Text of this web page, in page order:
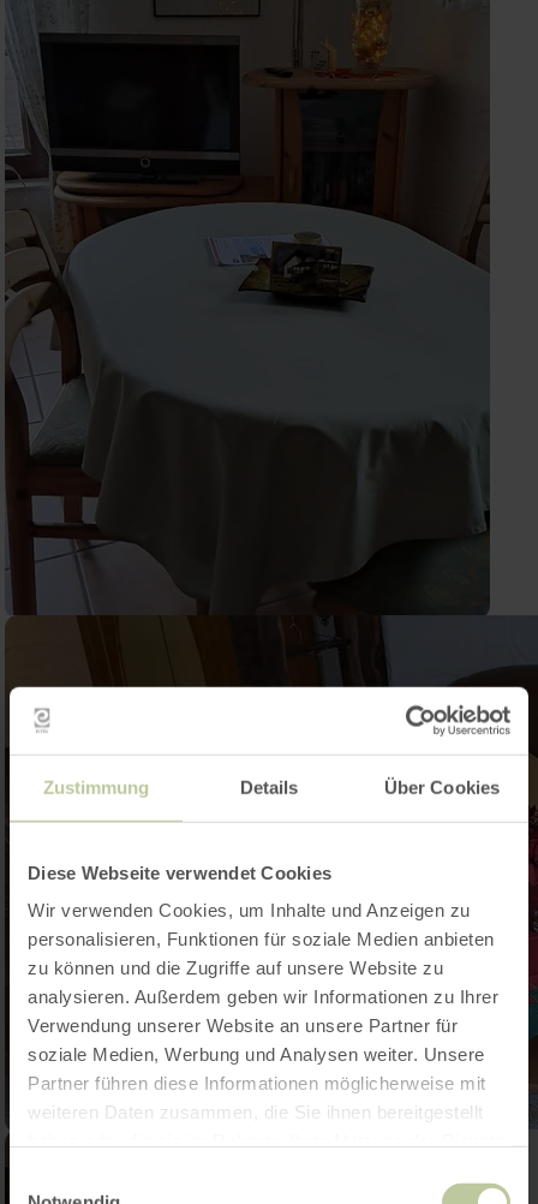
Zustimmung Details Über Cookies
Diese Webseite verwendet Cookies
Wir verwenden Cookies, um Inhalte und Anzeigen zu
personalisieren, Funktionen für soziale Medien anbieten
zu können und die Zugriffe auf unsere Website zu
analysieren. Außerdem geben wir Informationen zu Ihrer
Verwendung unserer Website an unsere Partner für
soziale Medien, Werbung und Analysen weiter. Unsere
Partner führen diese Informationen möglicherweise mit
weiteren Daten zusammen, die Sie ihnen bereitgestellt